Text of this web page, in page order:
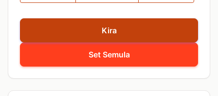
Set Semula
Kira